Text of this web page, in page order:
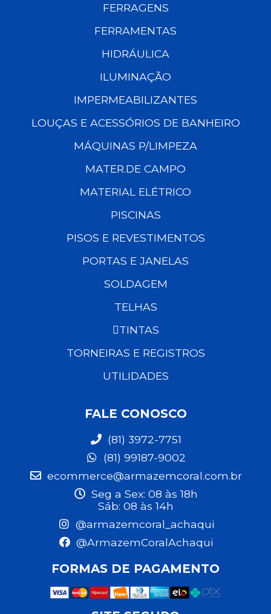
FERRAGENS
FERRAMENTAS
HIDRÁULICA
ILUMINAÇÃO
IMPERMEABILIZANTES
LOUÇAS E ACESSÓRIOS DE BANHEIRO
MÁQUINAS P/LIMPEZA
MATER.DE CAMPO
MATERIAL ELÉTRICO
PISCINAS
PISOS E REVESTIMENTOS
PORTAS E JANELAS
SOLDAGEM
TELHAS
TINTAS
TORNEIRAS E REGISTROS
UTILIDADES
FALE CONOSCO
(81) 3972-7751
(81) 99187-9002
ecommerce@armazemcoral.com.br
Seg a Sex: 08 às 18h
Sáb: 08 às 14h
@armazemcoral_achaqui
@ArmazemCoralAchaqui
FORMAS DE PAGAMENTO